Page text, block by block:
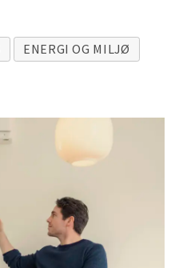
ENERGI OG MILJØ